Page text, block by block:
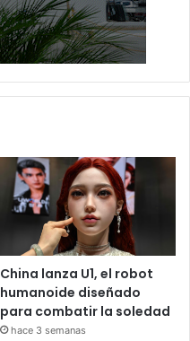
China lanza U1, el robot
humanoide diseñado
para combatir la soledad
hace 3 semanas